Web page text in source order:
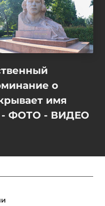
о
имя
- ФОТО - ВИДЕО